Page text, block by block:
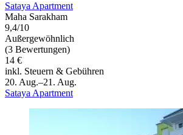
Sataya Apartment
Maha Sarakham
9,4/10
Außergewöhnlich
(3 Bewertungen)
14 €
inkl. Steuern & Gebühren
20. Aug.–21. Aug.
Sataya Apartment